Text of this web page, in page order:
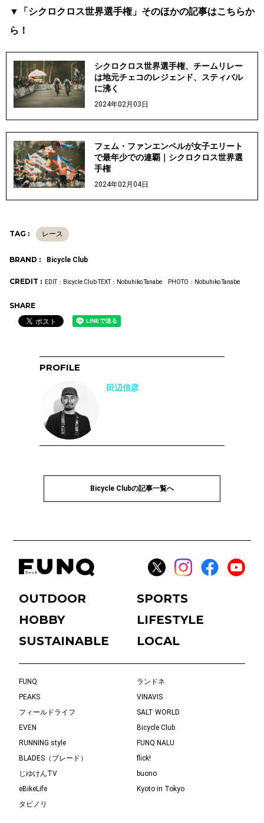
▼「シクロクロス世界選手権」そのほかの記事はこちらか
ら！
シクロクロス世界選手権、チームリレー
は地元チェコのレジェンド、スティバル
に沸く
2024年02月03日
フェム・ファンエンペルが女子エリート
で最年少での連覇｜シクロクロス世界選
手権
2024年02月04日
TAG : レース
BRAND : Bicycle Club
CREDIT : EDIT：Bicycle Club TEXT：Nobuhiko Tanabe PHOTO：Nobuhiko Tanabe
SHARE
PROFILE
田辺信彦
Bicycle Clubの記事一覧へ
OUTDOOR
SPORTS
HOBBY
LIFESTYLE
SUSTAINABLE
LOCAL
FUNQ
ランドネ
PEAKS
VINAVIS
フィールドライフ
SALT WORLD
EVEN
Bicycle Club
RUNNING style
FUNQ NALU
BLADES（ブレード）
flick!
じゆけんTV
buono
eBikeLife
Kyoto in Tokyo
タビノリ